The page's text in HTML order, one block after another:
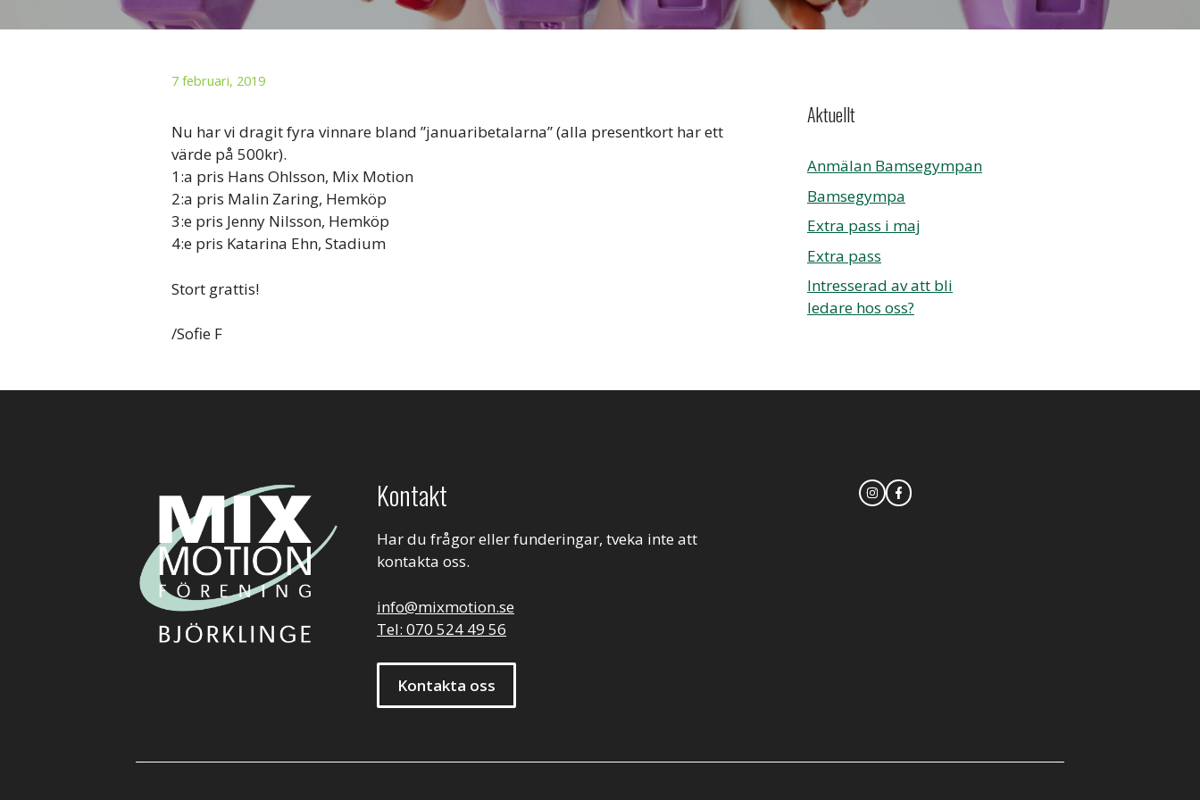
7 februari, 2019
Nu har vi dragit fyra vinnare bland ”januaribetalarna” (alla presentkort har ett
värde på 500kr).
1:a pris Hans Ohlsson, Mix Motion
2:a pris Malin Zaring, Hemköp
3:e pris Jenny Nilsson, Hemköp
4:e pris Katarina Ehn, Stadium
Stort grattis!
/Sofie F
Aktuellt
Anmälan Bamsegympan
Bamsegympa
Extra pass i maj
Extra pass
Intresserad av att bli
ledare hos oss?
Kontakt
Har du frågor eller funderingar, tveka inte att
kontakta oss.
info@mixmotion.se
Tel: 070 524 49 56
Kontakta oss